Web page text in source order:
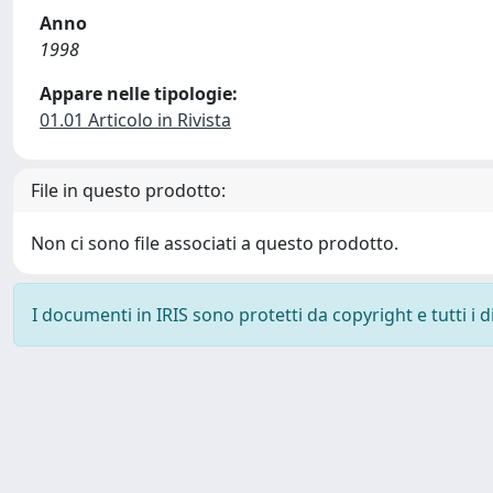
Anno
1998
Appare nelle tipologie:
01.01 Articolo in Rivista
File in questo prodotto:
Non ci sono file associati a questo prodotto.
I documenti in IRIS sono protetti da copyright e tutti i